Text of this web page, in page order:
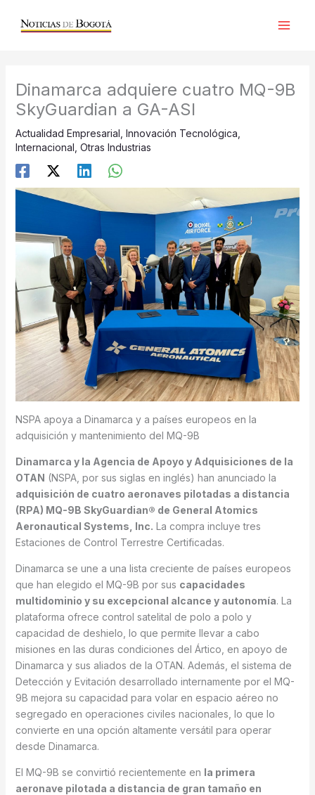
Dinamarca adquiere cuatro MQ-9B
SkyGuardian a GA-ASI
Actualidad Empresarial Innovación Tecnológica
Internacional Otras Industrias
NSPA apoya a Dinamarca y a países europeos en la
adquisición y mantenimiento del MQ-9B
Dinamarca y la Agencia de Apoyo y Adquisiciones de la
OTAN (NSPA, por sus siglas en inglés) han anunciado la
adquisición de cuatro aeronaves pilotadas a distancia
(RPA) MQ-9B SkyGuardian® de General Atomics
Aeronautical Systems, Inc. La compra incluye tres
Estaciones de Control Terrestre Certificadas.
Dinamarca se une a una lista creciente de países europeos
que han elegido el MQ-9B por sus capacidades
multidominio y su excepcional alcance y autonomía. La
plataforma ofrece control satelital de polo a polo y
capacidad de deshielo, lo que permite llevar a cabo
misiones en las duras condiciones del Ártico, en apoyo de
Dinamarca y sus aliados de la OTAN. Además, el sistema de
Detección y Evitación desarrollado internamente por el MQ-
9B mejora su capacidad para volar en espacio aéreo no
segregado en operaciones civiles nacionales, lo que lo
convierte en una opción altamente versátil para operar
desde Dinamarca.
El MQ-9B se convirtió recientemente en la primera
aeronave pilotada a distancia de gran tamaño en